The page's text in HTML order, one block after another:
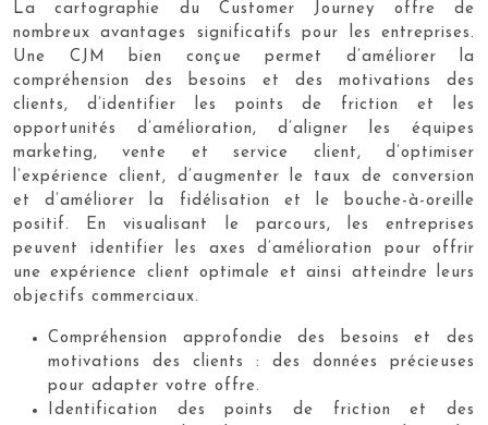
La cartographie du Customer Journey offre de
nombreux avantages significatifs pour les entreprises.
Une CJM bien conçue permet d’améliorer la
compréhension des besoins et des motivations des
clients, d’identifier les points de friction et les
opportunités d’amélioration, d’aligner les équipes
marketing, vente et service client, d’optimiser
l’expérience client, d’augmenter le taux de conversion
et d’améliorer la fidélisation et le bouche-à-oreille
positif. En visualisant le parcours, les entreprises
peuvent identifier les axes d’amélioration pour offrir
une expérience client optimale et ainsi atteindre leurs
objectifs commerciaux.
Compréhension approfondie des besoins et des
motivations des clients : des données précieuses
pour adapter votre offre.
Identification des points de friction et des